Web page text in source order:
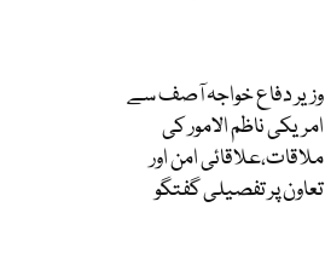
وزیر دفاع خواجہ آصف سے
امریکی ناظم الامور کی
ملاقات،علاقائی امن اور
تعاون پر تفصیلی گفتگو